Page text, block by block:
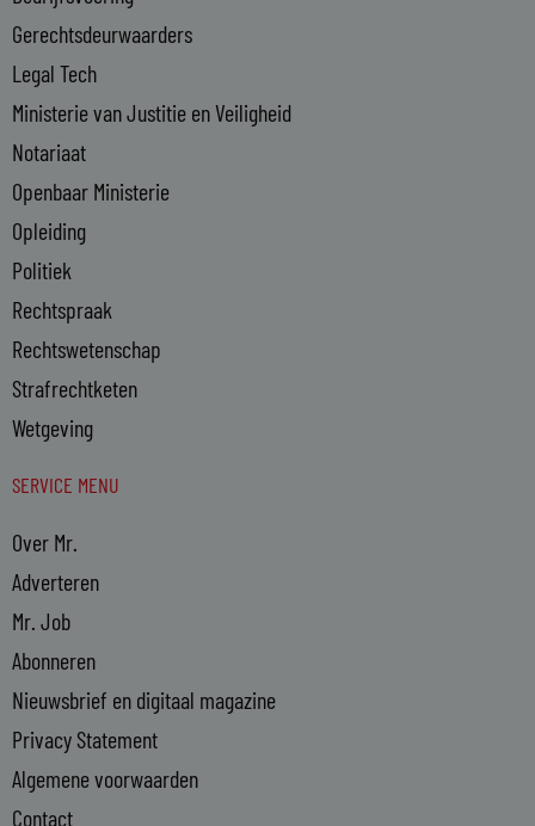
n
Gerechtsdeurwaarders
Legal Tech
Ministerie van Justitie en Veiligheid
Notariaat
Openbaar Ministerie
Opleiding
Politiek
Rechtspraak
Rechtswetenschap
Strafrechtketen
Wetgeving
SERVICE MENU
Over Mr.
Adverteren
Mr. Job
Abonneren
Nieuwsbrief en digitaal magazine
Privacy Statement
Algemene voorwaarden
Contact